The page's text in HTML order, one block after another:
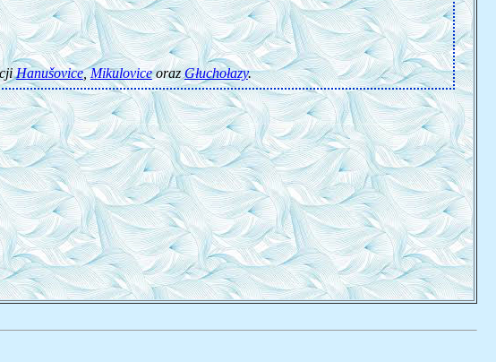
Hanušovice,MikuloviceorazGłuchołazy.